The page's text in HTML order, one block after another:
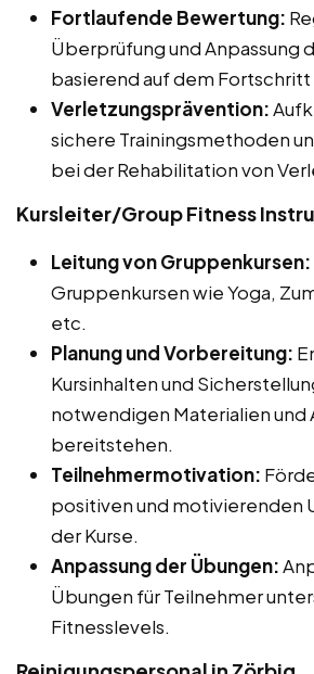
Fortlaufende Bewertung:
Überprüfung und Anpassung
basierend auf dem
Verletzungsprävention:
sichere Trainingsmethoden
bei der Rehabilitation von
Kursleiter/Group Fitness
Leitung von Gruppenkursen:
Gruppenkursen wie Yoga,
etc.
Planung und Vorbereitung:
Kursinhalten und
notwendigen Materialien und
bereitstehen.
Teilnehmermotivation:
positiven und motivierenden
der Kurse.
Anpassung der Übungen:
Übungen für Teilnehmer
Fitnesslevels.